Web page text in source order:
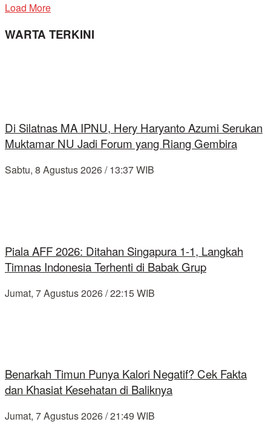
Load More
WARTA TERKINI
Di Silatnas MA IPNU, Hery Haryanto Azumi Serukan
Muktamar NU Jadi Forum yang Riang Gembira
Sabtu, 8 Agustus 2026 / 13:37 WIB
Piala AFF 2026: Ditahan Singapura 1-1, Langkah
Timnas Indonesia Terhenti di Babak Grup
Jumat, 7 Agustus 2026 / 22:15 WIB
Benarkah Timun Punya Kalori Negatif? Cek Fakta
dan Khasiat Kesehatan di Baliknya
Jumat, 7 Agustus 2026 / 21:49 WIB